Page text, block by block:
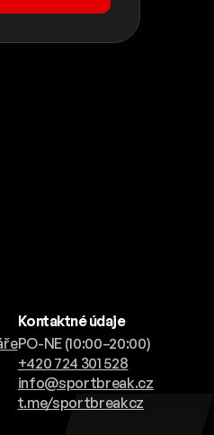
Kontaktné údaje
PO-NE (10:00–20:00)
+420 724 301 528
info@sportbreak.cz
t.me/sportbreakcz